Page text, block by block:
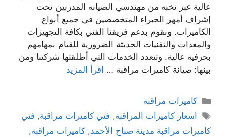
عالية عبر نخبة من مهندسي الصيانة المدربين تحت
إشراف أمهر الخبراء المتخصصين في جميع أنواع
الكاميرات. ونقوم بدعم فريقنا الفني بكافة التجهيزات
والمعدات والتقنيات الحديثة الضرورية للقيام بمهامهم
بحرفية عالية. وتتعدد الخدمات التي أطلقتها شركتنا ومن
بينها: صيانة كاميرات مراقبة … اقرأ المزيد
كاميرات مراقبة
اسعار كاميرات المراقبة, فني كاميرات مراقبة, فني
كاميرات مراقبة مدينة صباح الأحمد, كاميرات مراقبة,